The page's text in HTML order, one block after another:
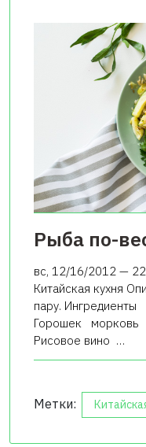
Рыба по-
вс, 12/16/2012 —
Китайская кухня
пару.
Горошек морковь
Рисовое вино …
Метки: